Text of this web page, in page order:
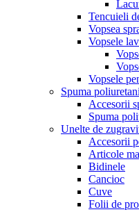
Tencuieli
Vopsea
Vopsele
Vopsele
Spuma
Accesorii
Spuma
Unelte de
Accesorii
Articole
Bidinele
Cancioc
Cuve
Folii de